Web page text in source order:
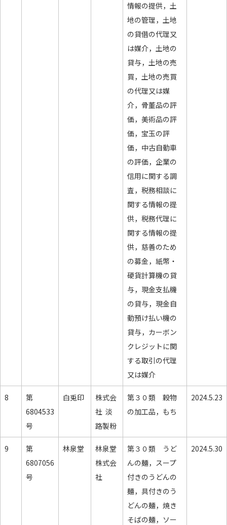
情報の提供，土
地の管理，土地
の貸借の代理又
は媒介，土地の
貸与，土地の売
買，土地の売買
の代理又は媒
介，骨董品の評
価，美術品の評
価，宝玉の評
価，中古自動車
の評価，企業の
信用に関する調
査，税務相談に
関する情報の提
供，税務代理に
関する情報の提
供，慈善のため
の募金，紙幣・
硬貨計算機の貸
与，現金支払機
の貸与，現金自
動預け払い機の
貸与，カーボン
クレジットに関
する取引の代理
又は媒介
8
第
6804533
号
白兎印
株式会
社 淡
路製粉
第３０類 穀物
の加工品，もち
2024.5.23
9
第
6807056
号
林泉堂
林泉堂
株式会
社
第３０類 うど
んの麺，スープ
付きのうどんの
麺，具付きのう
どんの麺，焼き
そばの麺，ソー
2024.5.30